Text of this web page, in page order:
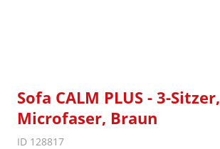
Sofa CALM PLUS - 3-Sitzer,
Microfaser, Braun
ID 128817